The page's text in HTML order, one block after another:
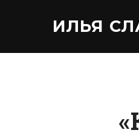
ИЛЬЯ